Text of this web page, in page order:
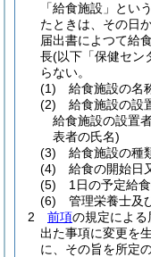
「給食施設」とい
たときは、その日
届出書によつて給
長(以下「保健セン
らない。
(1)
給食施設の名
(2)
給食施設の設
給食施設の設置
表者の氏名)
(3)
給食施設の種
(4)
給食の開始日
(5)
1日の予定給
(6)
管理栄養士及
2
前項の規定による
出た事項に変更を
に、その旨を所定